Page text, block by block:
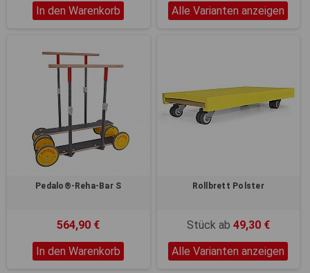
In den Warenkorb
Alle Varianten anzeigen
Pedalo®-Reha-Bar S
564,90 €
In den Warenkorb
Rollbrett Polster
Stück ab 49,30 €
Alle Varianten anzeigen